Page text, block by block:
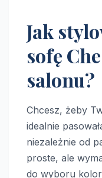
Jak
sofę
salonu?
Chcesz, żeby
idealnie
niezależnie od
proste, ale
do wyboru